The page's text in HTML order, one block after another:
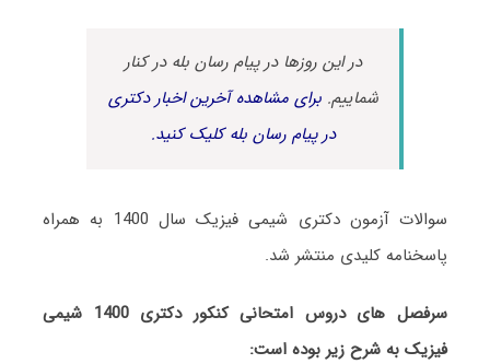
در این روزها در پیام رسان بله در کنار
شماییم.برای مشاهده آخرین اخبار دکتری
در پیام رسان بله کلیک کنید.
سوالات آزمون دکتری شیمی فیزیک سال 1400 به همراه
پاسخنامه کلیدی منتشر شد.
سرفصل های دروس امتحانی کنکور دکتری 1400 شیمی
فیزیک به شرح زیر بوده است: